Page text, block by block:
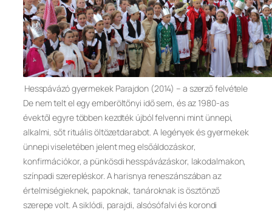
Hesspávázó gyermekek Parajdon (2014) – a szerző felvétele
De nem telt el egy emberöltőnyi idő sem, és az 1980-as
évektől egyre többen kezdték újból felvenni mint ünnepi,
alkalmi, sőt rituális öltözetdarabot. A legények és gyermekek
ünnepi viseletében jelent meg elsőáldozáskor,
konfirmációkor, a pünkösdi hesspávázáskor, lakodalmakon,
színpadi szerepléskor. A harisnya reneszánszában az
értelmiségieknek, papoknak, tanároknak is ösztönző
szerepe volt. A siklódi, parajdi, alsósófalvi és korondi